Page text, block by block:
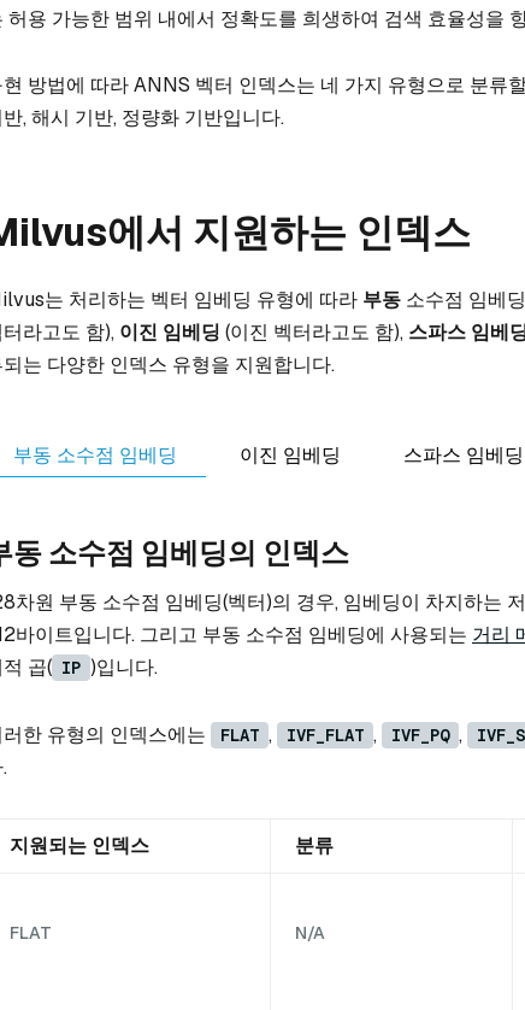
허용 가능한 범위 내에서 정확도를 희생하여 검색 효율성을
현 방법에 따라 ANNS 벡터 인덱스는 네 가지 유형으로 분류
, 해시 기반, 정량화 기반입니다.
에서 지원하는 인덱스
는 처리하는 벡터 임베딩 유형에 따라 부동 소수점 임베
라고도 함), 이진 임베딩 (이진 벡터라고도 함), 스파스 임베
되는 다양한 인덱스 유형을 지원합니다.
부동 소수점 임베딩 이진 임베딩 스파스 임베딩
동 소수점 임베딩의 인덱스
차원 부동 소수점 임베딩(벡터)의 경우, 임베딩이 차지하는
바이트입니다. 그리고 부동 소수점 임베딩에 사용되는 거리
곱( IP )입니다.
러한 유형의 인덱스에는 FLAT , IVF_FLAT , IVF_PQ ,
지원되는 인덱스 분류
FLAT N/A